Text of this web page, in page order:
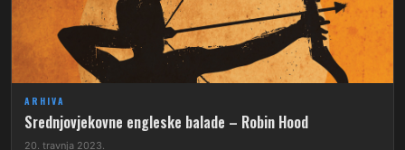
ARHIVA
Srednjovjekovne engleske balade – Robin Hood
20. travnja 2023.